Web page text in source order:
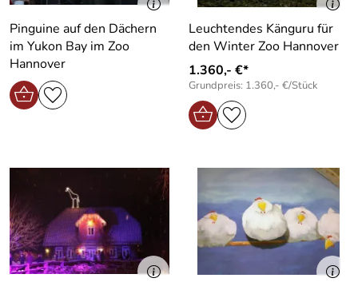
Pinguine auf den Dächern
im Yukon Bay im Zoo
Hannover
Leuchtendes Känguru für
den Winter Zoo Hannover
1.360,- €*
Grundpreis: 1.360,- €/Stück